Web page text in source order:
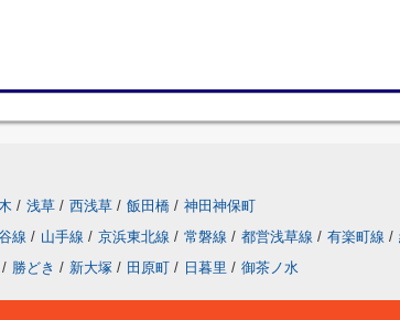
/ 浅草 / 西浅草 / 飯田橋 / 神田神保町
線 / 山手線 / 京浜東北線 / 常磐線 / 都営浅草線 / 有楽町線 /
/ 勝どき / 新大塚 / 田原町 / 日暮里 / 御茶ノ水